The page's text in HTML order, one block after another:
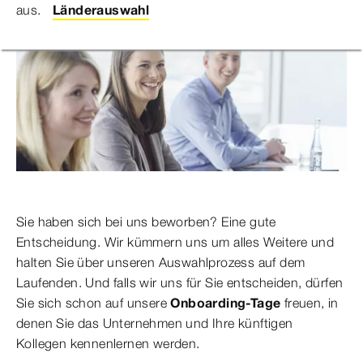
aus.
Länderauswahl
Sie haben sich bei uns beworben? Eine gute
Entscheidung. Wir kümmern uns um alles Weitere und
halten Sie über unseren Auswahlprozess auf dem
Laufenden. Und falls wir uns für Sie entscheiden, dürfen
Sie sich schon auf unsereOnboarding-Tage freuen, in
denen Sie das Unternehmen und Ihre künftigen
Kollegen kennenlernen werden.